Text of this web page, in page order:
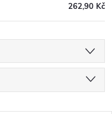
262,90 Kč